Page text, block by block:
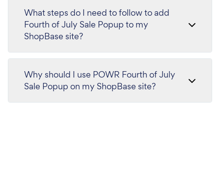
What steps do I need to follow to add
Fourth of July Sale Popup to my
ShopBase site?
Why should I use POWR Fourth of July
Sale Popup on my ShopBase site?